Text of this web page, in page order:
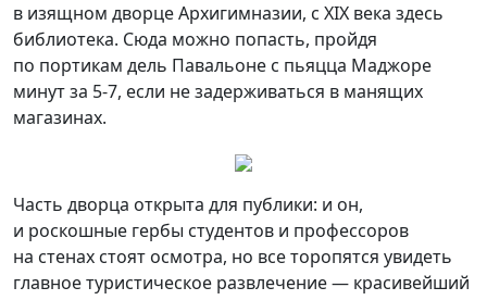
в изящном дворце Архигимназии, с XIX века здесь
библиотека. Сюда можно попасть, пройдя
по портикам дель Павальоне с пьяцца Маджоре
минут за 5-7, если не задерживаться в манящих
магазинах.
Часть дворца открыта для публики: и он,
и роскошные гербы студентов и профессоров
на стенах стоят осмотра, но все торопятся увидеть
главное туристическое развлечение — красивейший